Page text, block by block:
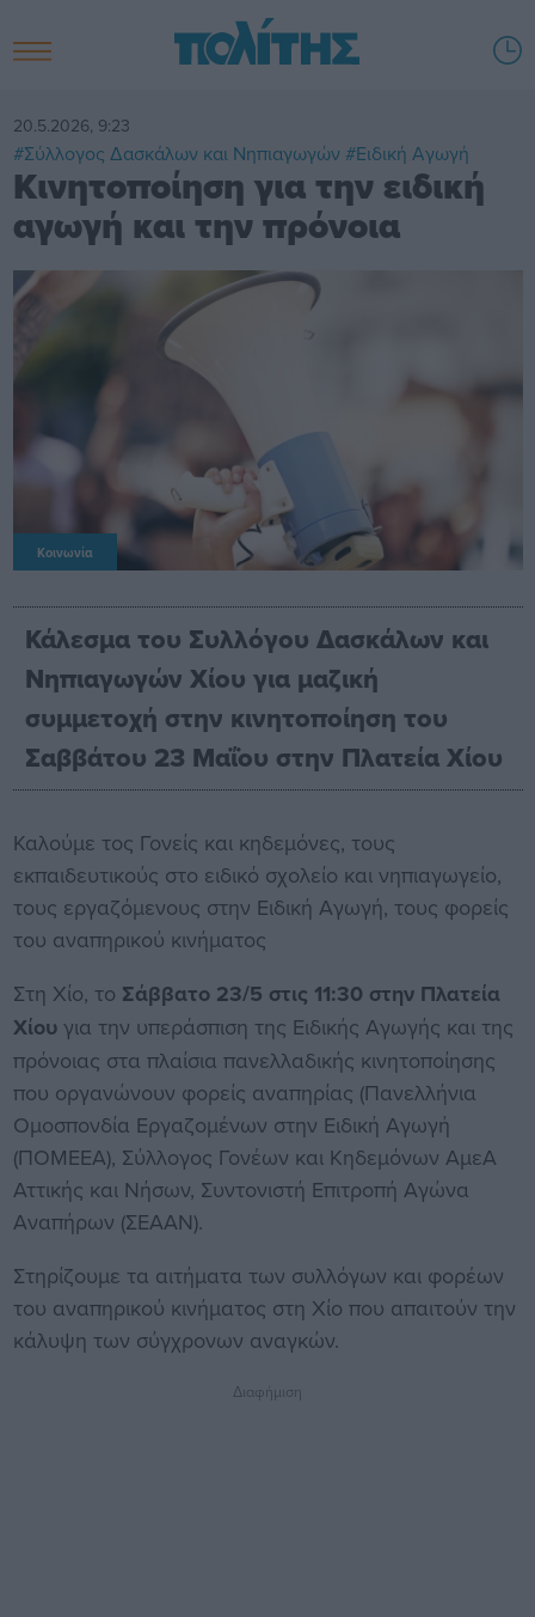
20.5.2026, 9:23
#Σύλλογος Δασκάλων και Νηπιαγωγών #Ειδική Αγωγή
Κινητοποίηση για την ειδική
αγωγή και την πρόνοια
Κοινωνία
Κάλεσμα του Συλλόγου Δασκάλων και
Νηπιαγωγών Χίου για μαζική
συμμετοχή στην κινητοποίηση του
Σαββάτου 23 Μαΐου στην Πλατεία Χίου
Καλούμε τος Γονείς και κηδεμόνες, τους
εκπαιδευτικούς στο ειδικό σχολείο και νηπιαγωγείο,
τους εργαζόμενους στην Ειδική Αγωγή, τους φορείς
του αναπηρικού κινήματος
Στη Χίο, το Σάββατο 23/5 στις 11:30 στην Πλατεία
Χίουγια την υπεράσπιση της Ειδικής Αγωγής και της
πρόνοιας στα πλαίσια πανελλαδικής κινητοποίησης
που οργανώνουν φορείς αναπηρίας (Πανελλήνια
Ομοσπονδία Εργαζομένων στην Ειδική Αγωγή
(ΠΟΜΕΕΑ), Σύλλογος Γονέων και Κηδεμόνων ΑμεΑ
Αττικής και Νήσων, Συντονιστή Επιτροπή Αγώνα
Αναπήρων (ΣΕΑΑΝ).
Στηρίζουμε τα αιτήματα των συλλόγων και φορέων
του αναπηρικού κινήματος στη Χίο που απαιτούν την
κάλυψη των σύγχρονων αναγκών.
Διαφήμιση